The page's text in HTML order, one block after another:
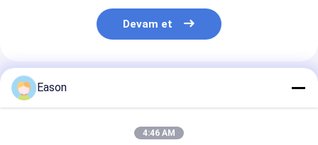
Devam et
Önerilen Ürünler
Eason
4:46 AM